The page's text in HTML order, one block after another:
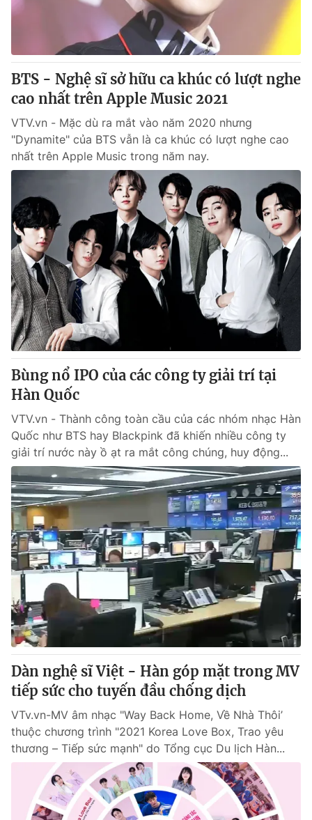
BTS - Nghệ sĩ sở hữu ca khúc có lượt nghe
cao nhất trên Apple Music 2021
VTV.vn - Mặc dù ra mắt vào năm 2020 nhưng
"Dynamite" của BTS vẫn là ca khúc có lượt nghe cao
nhất trên Apple Music trong năm nay.
Bùng nổ IPO của các công ty giải trí tại
Hàn Quốc
VTV.vn - Thành công toàn cầu của các nhóm nhạc Hàn
Quốc như BTS hay Blackpink đã khiến nhiều công ty
giải trí nước này ồ ạt ra mắt công chúng, huy động...
Dàn nghệ sĩ Việt - Hàn góp mặt trong MV
tiếp sức cho tuyến đầu chống dịch
VTv.vn-MV âm nhạc "Way Back Home, Về Nhà Thôi’
thuộc chương trình "2021 Korea Love Box, Trao yêu
thương – Tiếp sức mạnh" do Tổng cục Du lịch Hàn...